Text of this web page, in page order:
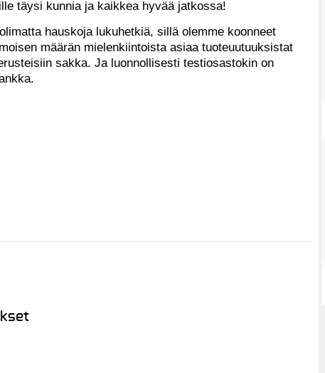
täysi kunnia ja kaikkea hyvää jatkossa!
hauskoja lukuhetkiä, sillä olemme koonneet
määrän mielenkiintoista asiaa tuoteuutuuksistat
sakka. Ja luonnollisesti testiosastokin on